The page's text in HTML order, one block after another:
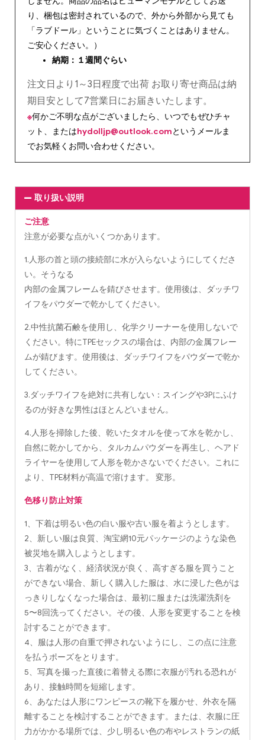
り、梱包は密封されているので、外から外部から見ても
「ラブドール」ということに気づくことはありません。
ご安心ください。）
納期：１週間ぐらい
注文日より1～3日程度で出荷 お取り寄せ商品は納
期目安として7営業日にお届きいたします。
※何かご不明な点がございましたら、いつでもぜひチャ
ット、またはhydolljp@outlook.comというメールま
でお気軽くお問い合わせください。
取り扱い説明
ご注意
注意が必要な点がいくつかあります。
1.人形の首と頭の接続部に水が入らないようにしてくださ
い。そうなる
内部の金属フレームを錆びさせます。使用後は、ダッチワ
イフをパウダーで乾かしてください。
2.中性抗菌石鹸を使用し、化学クリーナーを使用しないで
ください。特にTPEセックスの場合は、内部の金属フレー
ムが錆びます。使用後は、ダッチワイフをパウダーで乾か
してください。
3.ダッチワイフを絶対に共有しない：スイングや3Pにふけ
るのが好きな男性はほとんどいません。
4.人形を掃除した後、乾いたタオルを使って水を乾かし、
自然に乾かしてから、タルカムパウダーを再生し、ヘアド
ライヤーを使用して人形を乾かさないでください。これに
より、TPE材料が高温で溶けます。 変形。
色移り防止対策
1、下着は明るい色の白い服や古い服を着ようとします。
2、新しい服は良質、淘宝網10元パッケージのような染色
被災地を購入しようとします。
3、古着がなく、経済状況が良く、高すぎる服を買うこと
ができない場合、新しく購入した服は、水に浸した色がは
っきりしなくなった場合は、最初に服または洗濯洗剤を
5〜8回洗ってください。その後、人形を変更することを検
討することができます。
4、服は人形の自重で押されないようにし、この点に注意
を払うポーズをとります。
5、写真を撮った直後に着替える際に衣服が汚れる恐れが
あり、接触時間を短縮します。
6、あなたは人形にワンピースの靴下を履かせ、外衣を隔
離することを検討することができます。または、衣服に圧
力がかかる場所では、少し明るい色の布やレストランの紙